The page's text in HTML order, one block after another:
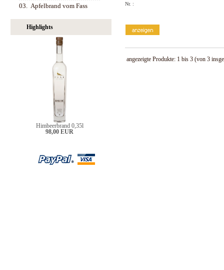
03. Apfelbrand vom Fass
Highlights
Himbeerbrand 0,35l
98,00 EUR
Nr. :
angezeigte Produkte: 1 bis 3 (von 3